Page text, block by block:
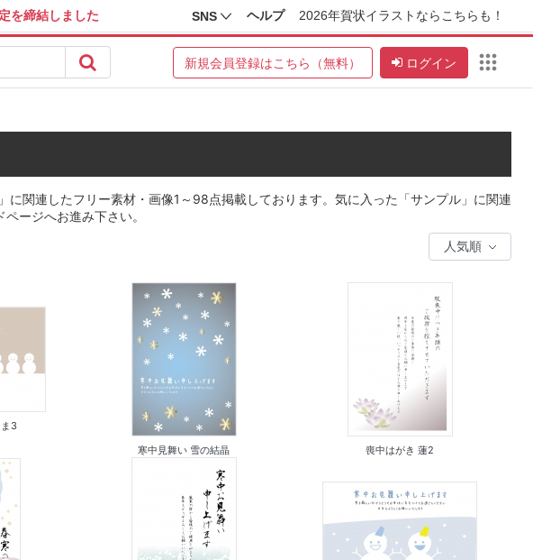
を締結しました SNS ヘルプ 2026年賀状イラストならこちらも！
新規会員登録はこちら（無料） ログイン
関連したフリー素材・画像1～98点掲載しております。気に入った「サンプル」に関連
ージへお進み下さい。
3
寒中見舞い 雪の結晶
喪中はがき 蓮2